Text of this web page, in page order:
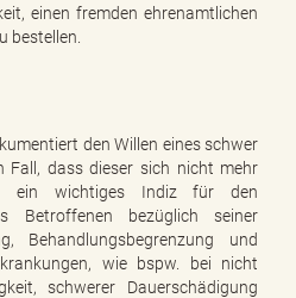
einen fremden ehrenamtlichen
bestellen.
den Willen eines schwer
Fall, dass dieser sich nicht mehr
ein wichtiges Indiz für den
Betroffenen bezüglich seiner
Behandlungsbegrenzung und
wie bspw. bei nicht
schwerer Dauerschädigung